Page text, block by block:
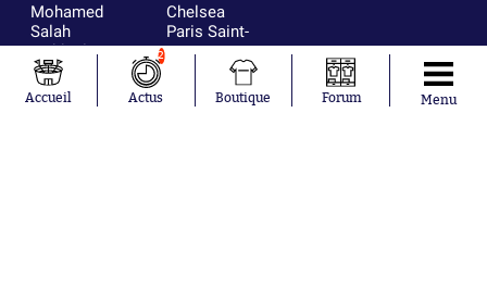
Mohamed
Salah
Mykhailo
Mudryk
Neymar
Khalis Merah
Chelsea
Paris Saint-
Germain
Bordeaux
Olympique
lyonnais
Accueil
2
Actus Boutique Forum Menu